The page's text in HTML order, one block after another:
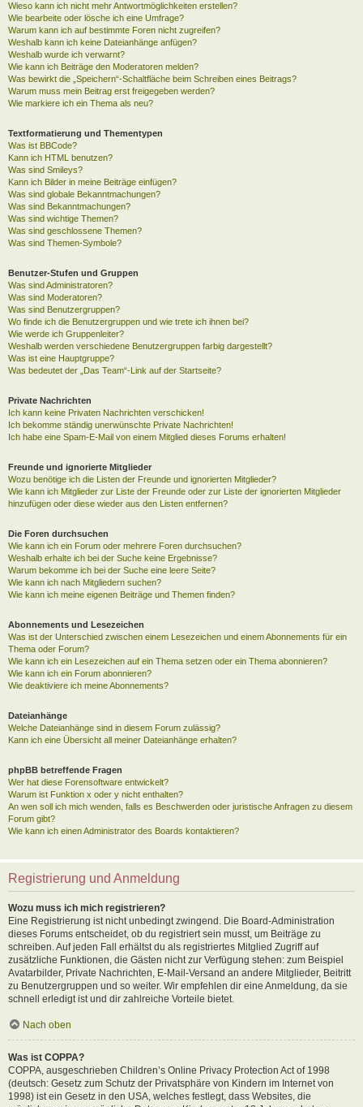
Wieso kann ich nicht mehr Antwortmöglichkeiten erstellen?
Wie bearbeite oder lösche ich eine Umfrage?
Warum kann ich auf bestimmte Foren nicht zugreifen?
Weshalb kann ich keine Dateianhänge anfügen?
Weshalb wurde ich verwarnt?
Wie kann ich Beiträge den Moderatoren melden?
Was bewirkt die „Speichern“-Schaltfläche beim Schreiben eines Beitrags?
Warum muss mein Beitrag erst freigegeben werden?
Wie markiere ich ein Thema als neu?
Textformatierung und Thementypen
Was ist BBCode?
Kann ich HTML benutzen?
Was sind Smileys?
Kann ich Bilder in meine Beiträge einfügen?
Was sind globale Bekanntmachungen?
Was sind Bekanntmachungen?
Was sind wichtige Themen?
Was sind geschlossene Themen?
Was sind Themen-Symbole?
Benutzer-Stufen und Gruppen
Was sind Administratoren?
Was sind Moderatoren?
Was sind Benutzergruppen?
Wo finde ich die Benutzergruppen und wie trete ich ihnen bei?
Wie werde ich Gruppenleiter?
Weshalb werden verschiedene Benutzergruppen farbig dargestellt?
Was ist eine Hauptgruppe?
Was bedeutet der „Das Team“-Link auf der Startseite?
Private Nachrichten
Ich kann keine Privaten Nachrichten verschicken!
Ich bekomme ständig unerwünschte Private Nachrichten!
Ich habe eine Spam-E-Mail von einem Mitglied dieses Forums erhalten!
Freunde und ignorierte Mitglieder
Wozu benötige ich die Listen der Freunde und ignorierten Mitglieder?
Wie kann ich Mitglieder zur Liste der Freunde oder zur Liste der ignorierten Mitglieder
hinzufügen oder diese wieder aus den Listen entfernen?
Die Foren durchsuchen
Wie kann ich ein Forum oder mehrere Foren durchsuchen?
Weshalb erhalte ich bei der Suche keine Ergebnisse?
Warum bekomme ich bei der Suche eine leere Seite?
Wie kann ich nach Mitgliedern suchen?
Wie kann ich meine eigenen Beiträge und Themen finden?
Abonnements und Lesezeichen
Was ist der Unterschied zwischen einem Lesezeichen und einem Abonnements für ein
Thema oder Forum?
Wie kann ich ein Lesezeichen auf ein Thema setzen oder ein Thema abonnieren?
Wie kann ich ein Forum abonnieren?
Wie deaktiviere ich meine Abonnements?
Dateianhänge
Welche Dateianhänge sind in diesem Forum zulässig?
Kann ich eine Übersicht all meiner Dateianhänge erhalten?
phpBB betreffende Fragen
Wer hat diese Forensoftware entwickelt?
Warum ist Funktion x oder y nicht enthalten?
An wen soll ich mich wenden, falls es Beschwerden oder juristische Anfragen zu diesem
Forum gibt?
Wie kann ich einen Administrator des Boards kontaktieren?
Registrierung und Anmeldung
Wozu muss ich mich registrieren?
Eine Registrierung ist nicht unbedingt zwingend. Die Board-Administration
dieses Forums entscheidet, ob du registriert sein musst, um Beiträge zu
schreiben. Auf jeden Fall erhältst du als registriertes Mitglied Zugriff auf
zusätzliche Funktionen, die Gästen nicht zur Verfügung stehen: zum Beispiel
Avatarbilder, Private Nachrichten, E-Mail-Versand an andere Mitglieder, Beitritt
zu Benutzergruppen und so weiter. Wir empfehlen dir eine Anmeldung, da sie
schnell erledigt ist und dir zahlreiche Vorteile bietet.
Nach oben
Was ist COPPA?
COPPA, ausgeschrieben Children’s Online Privacy Protection Act of 1998
(deutsch: Gesetz zum Schutz der Privatsphäre von Kindern im Internet von
1998) ist ein Gesetz in den USA, welches festlegt, dass Websites, die